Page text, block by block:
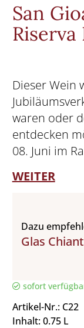
San
Riserva
Dieser Wein
waren oder
entdecken
08. Juni im
WEITER
Dazu
Glas
sofort
Artikel-Nr.: C22
Inhalt: 0.75 L